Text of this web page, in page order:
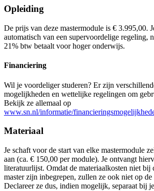
Bekijk prijsopbouw
Lesdagen
vri09-10-2026
vri13-11-20269:30 - 17:30
vri04-12-20269:30 - 17:30
€ 3.995,00
Kies deze startdatum
Lesdagen
vri24-09-2027
vri05-11-20279:30 - 17:30
vri19-11-20279:30 - 17:30
vri10-12-20279:30 - 17:30
Opleiding
De prijs van deze mastermodule is € 3.995,00.
automatisch van een supervoordelige regeling,
21% btw betaalt voor hoger onderwijs.
Financiering
Wil je voordeliger studeren? Er zijn
mogelijkheden en wettelijke regelingen om
Bekijk ze allemaal op
www.sn.nl/informatie/
Materiaal
Je schaft voor de start van elke mastermodule
aan (ca. € 150,00 per module). Je ontvangt
literatuurlijst. Omdat de materiaalkosten niet bij
master zijn inbegrepen, zullen ze ook niet op de
Declareer ze dus, indien mogelijk, separaat bij